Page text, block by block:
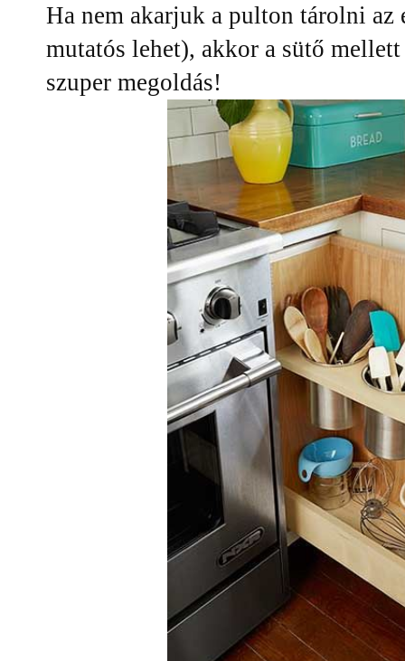
Ha nem akarjuk a pulton tárolni az
mutatós lehet), akkor a sütő
szuper megoldás!